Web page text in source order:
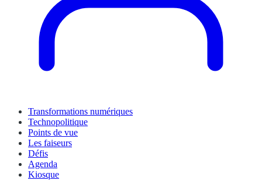
Transformations numériques
Technopolitique
Points de vue
Les faiseurs
Défis
Agenda
Kiosque